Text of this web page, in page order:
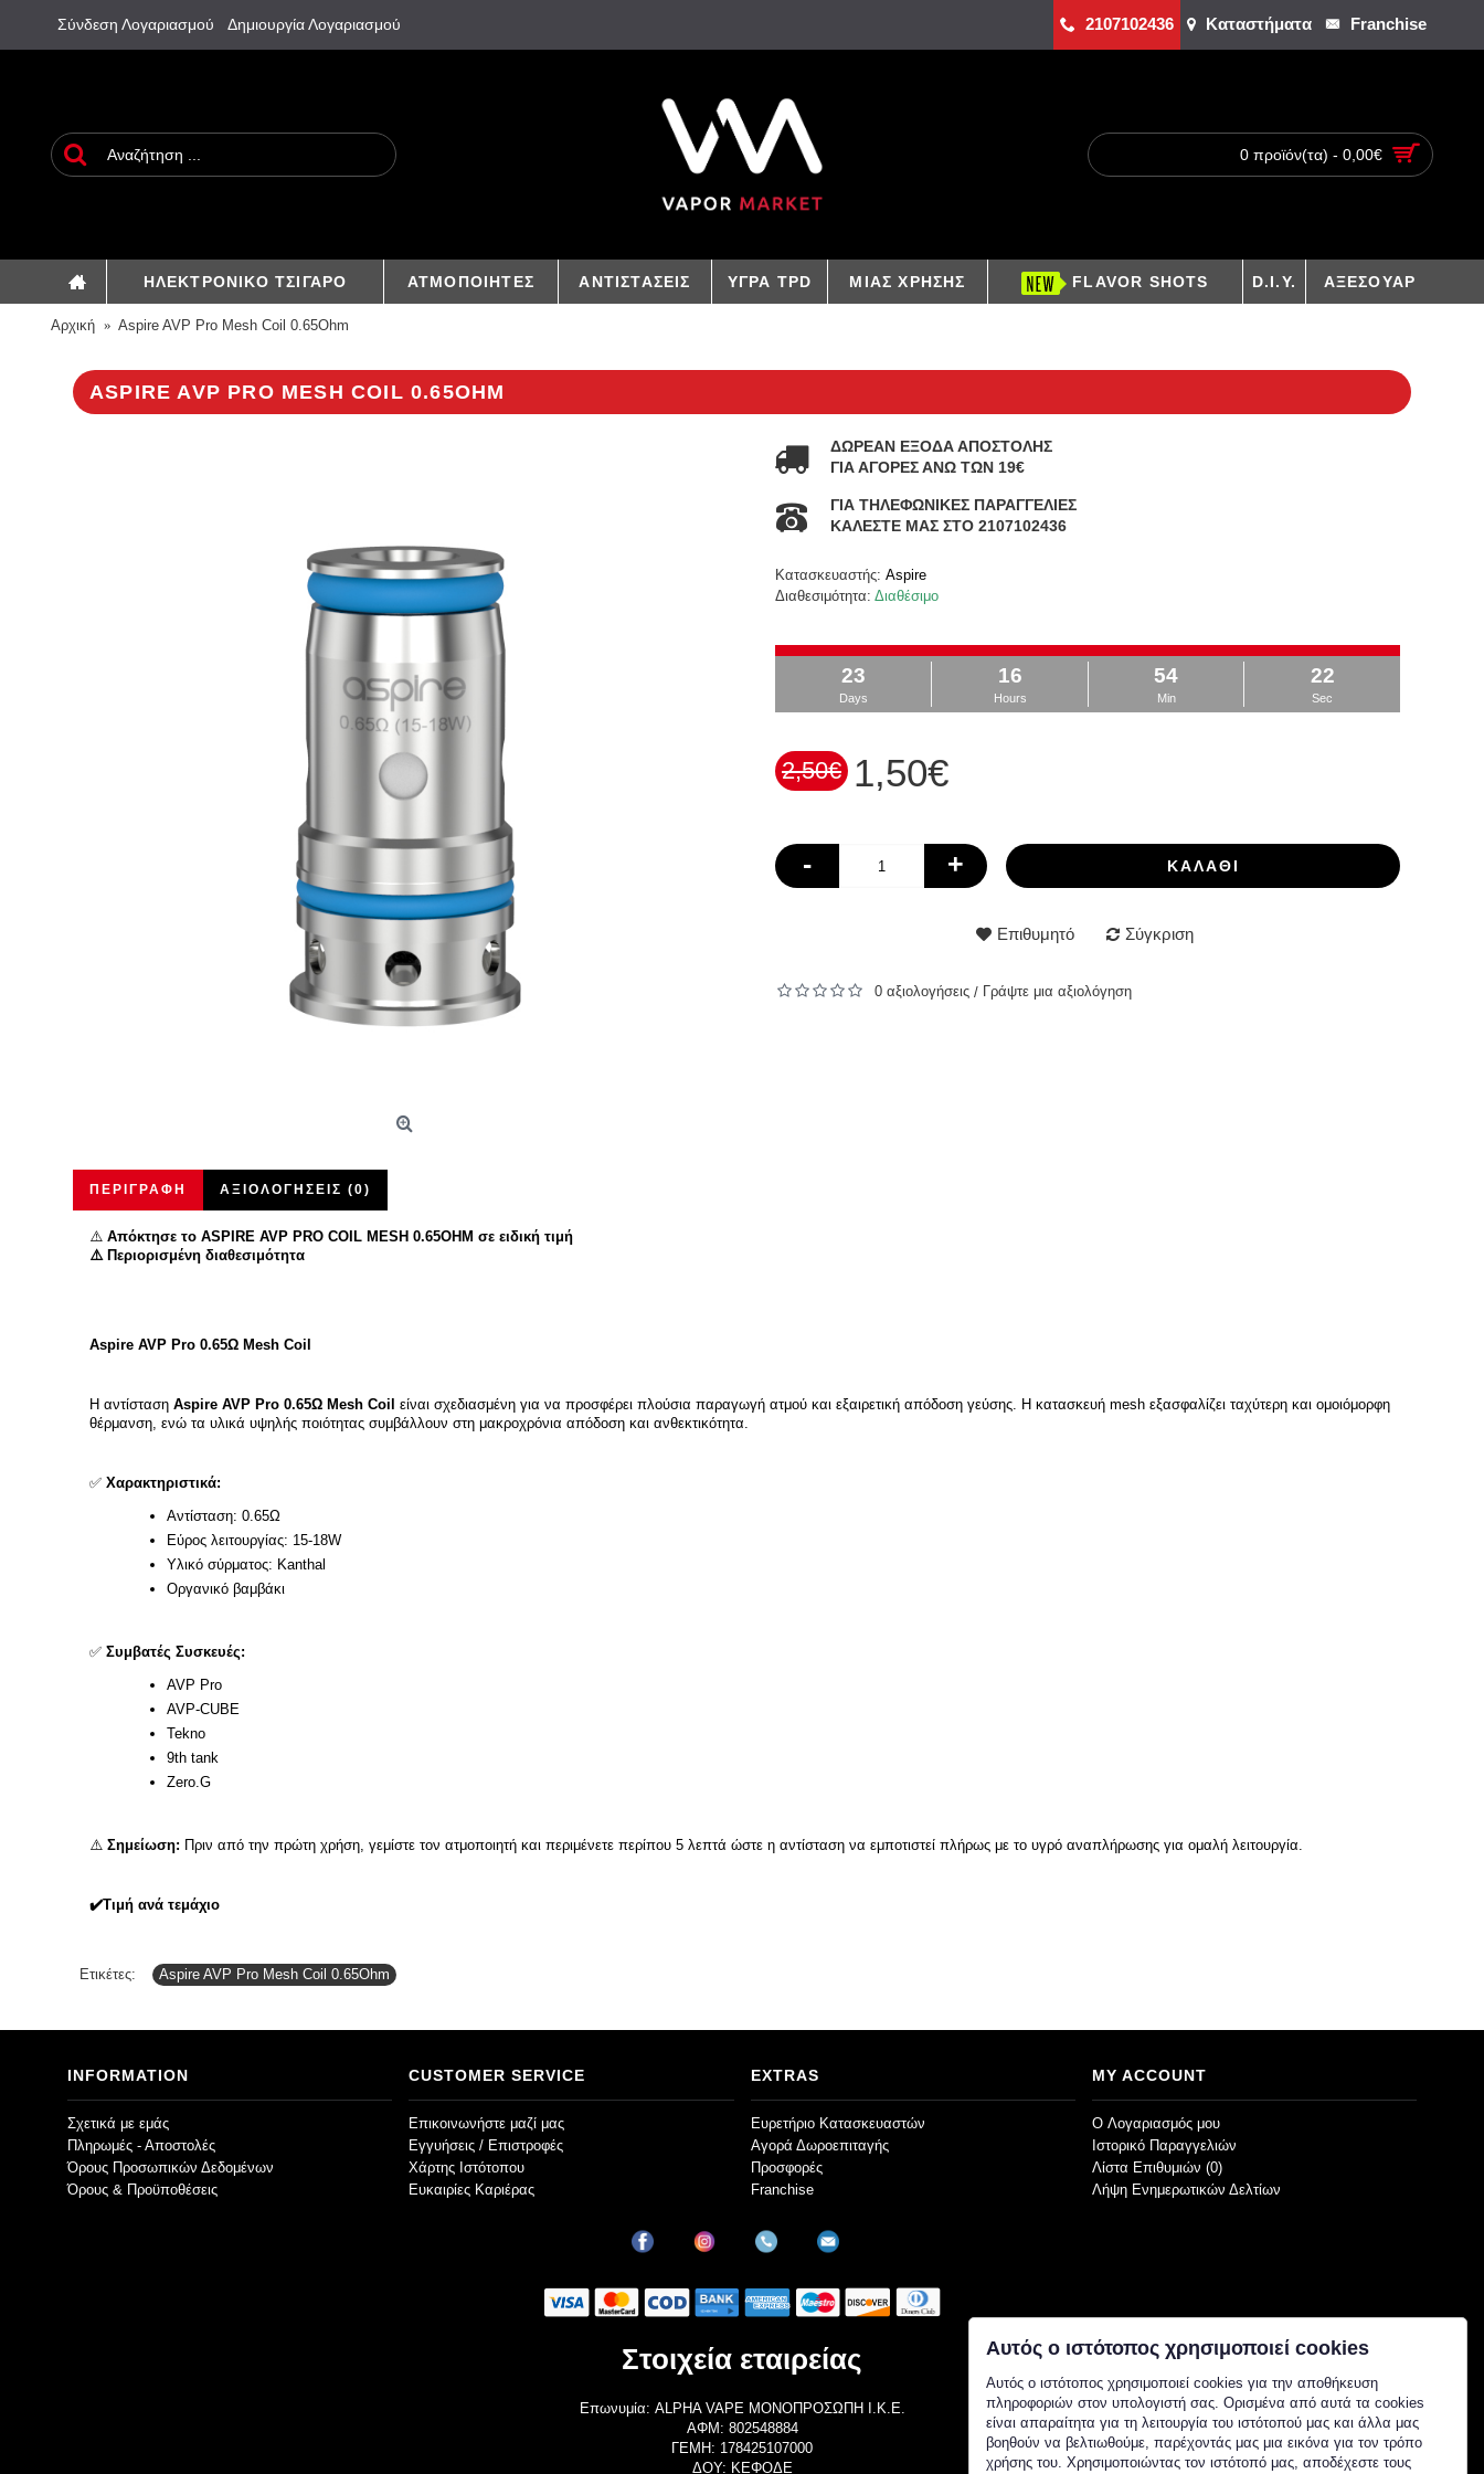
Σύνδεση Λογαριασμού Δημιουργία Λογαριασμού 2107102436 Καταστήματα Franchise
0 προϊόν(τα) - 0,00€
ΗΛΕΚΤΡΟΝΙΚΟ ΤΣΙΓΑΡΟ ΑΤΜΟΠΟΙΗΤΕΣ ΑΝΤΙΣΤΑΣΕΙΣ ΥΓΡΑ TPD ΜΙΑΣ ΧΡΗΣΗΣ FLAVOR SHOTS D.I.Y. ΑΞΕΣΟΥΑΡ
Αρχική Aspire AVP Pro Mesh Coil 0.65Ohm
ASPIRE AVP PRO MESH COIL 0.65OHM
ΔΩΡΕΑΝ ΕΞΟΔΑ ΑΠΟΣΤΟΛΗΣ
ΓΙΑ ΑΓΟΡΕΣ ΑΝΩ ΤΩΝ 19€
ΓΙΑ ΤΗΛΕΦΩΝΙΚΕΣ ΠΑΡΑΓΓΕΛΙΕΣ
ΚΑΛΕΣΤΕ ΜΑΣ ΣΤΟ 2107102436
Κατασκευαστής: Aspire
Διαθεσιμότητα: Διαθέσιμο
23
Days
16
Hours
54
Min
21
Sec
2,50€ 1,50€
- + ΚΑΛΆΘΙ
Επιθυμητό Σύγκριση
0 αξιολογήσεις / Γράψτε μια αξιολόγηση
ΠΕΡΙΓΡΑΦΉ ΑΞΙΟΛΟΓΉΣΕΙΣ (0)
⚠️ Απόκτησε το ASPIRE AVP PRO COIL MESH 0.65OHM σε ειδική τιμή
⚠️ Περιορισμένη διαθεσιμότητα
Aspire AVP Pro 0.65Ω Mesh Coil
Η αντίσταση Aspire AVP Pro 0.65Ω Mesh Coil είναι σχεδιασμένη για να προσφέρει πλούσια παραγωγή ατμού και εξαιρετική απόδοση γεύσης. Η κατασκευή mesh εξασφαλίζει ταχύτερη και ομοιόμορφη
θέρμανση, ενώ τα υλικά υψηλής ποιότητας συμβάλλουν στη μακροχρόνια απόδοση και ανθεκτικότητα.
✅ Χαρακτηριστικά:
Αντίσταση: 0.65Ω
Εύρος λειτουργίας: 15-18W
Υλικό σύρματος: Kanthal
Οργανικό βαμβάκι
✅ Συμβατές Συσκευές:
AVP Pro
AVP-CUBE
Tekno
9th tank
Zero.G
⚠️ Σημείωση: Πριν από την πρώτη χρήση, γεμίστε τον ατμοποιητή και περιμένετε περίπου 5 λεπτά ώστε η αντίσταση να εμποτιστεί πλήρως με το υγρό αναπλήρωσης για ομαλή λειτουργία.
✔️Τιμή ανά τεμάχιο
Ετικέτες: Aspire AVP Pro Mesh Coil 0.65Ohm
INFORMATION
Σχετικά με εμάς
Πληρωμές - Αποστολές
Όρους Προσωπικών Δεδομένων
Όρους & Προϋποθέσεις
CUSTOMER SERVICE
Επικοινωνήστε μαζί μας
Εγγυήσεις / Επιστροφές
Χάρτης Ιστότοπου
Ευκαιρίες Καριέρας
EXTRAS
Ευρετήριο Κατασκευαστών
Αγορά Δωροεπιταγής
Προσφορές
Franchise
MY ACCOUNT
O Λογαριασμός μου
Ιστορικό Παραγγελιών
Λίστα Επιθυμιών (0)
Λήψη Ενημερωτικών Δελτίων
Στοιχεία εταιρείας
Επωνυμία: ALPHA VAPE ΜΟΝΟΠΡΟΣΩΠΗ Ι.Κ.Ε.
ΑΦΜ: 802548884
ΓΕΜΗ: 178425107000
ΔΟΥ: ΚΕΦΟΔΕ
Αυτός ο ιστότοπος χρησιμοποιεί cookies
Αυτός ο ιστότοπος χρησιμοποιεί cookies για την αποθήκευση
πληροφοριών στον υπολογιστή σας. Ορισμένα από αυτά τα cookies
είναι απαραίτητα για τη λειτουργία του ιστότοπού μας και άλλα μας
βοηθούν να βελτιωθούμε, παρέχοντάς μας μια εικόνα για τον τρόπο
χρήσης του. Χρησιμοποιώντας τον ιστότοπό μας, αποδέχεστε τους